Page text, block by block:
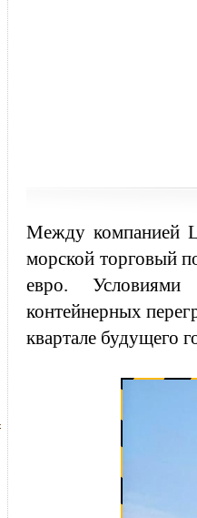
Между компанией
морской торговый
евро. Условиями
контейнерных
квартале будущего